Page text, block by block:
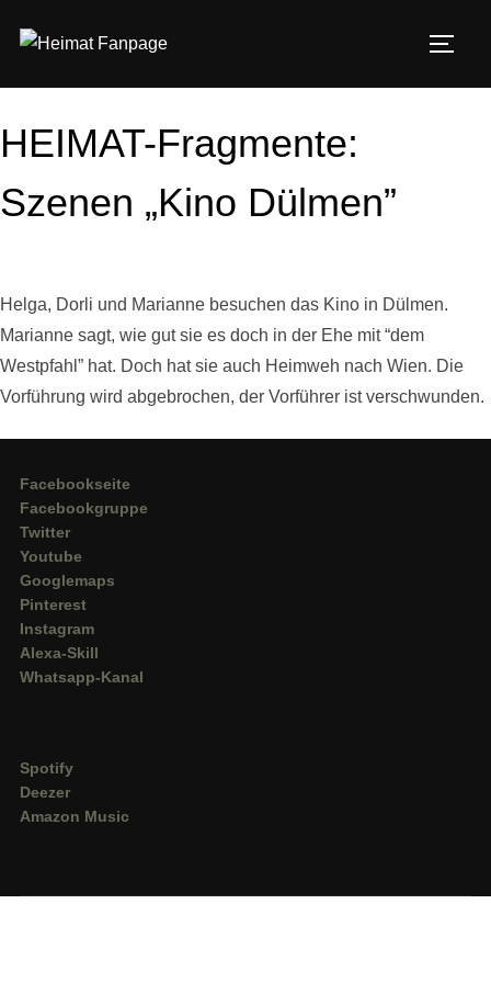
Inhalt
HEIMAT-Fragmente:
Szenen „Kino Dülmen”
Helga, Dorli und Marianne besuchen das Kino in Dülmen.
Marianne sagt, wie gut sie es doch in der Ehe mit “dem
Westpfahl” hat. Doch hat sie auch Heimweh nach Wien. Die
Vorführung wird abgebrochen, der Vorführer ist verschwunden.
Facebookseite
Facebookgruppe
Twitter
Youtube
Googlemaps
Pinterest
Instagram
Alexa-Skill
Whatsapp-Kanal
Spotify
Deezer
Amazon Music